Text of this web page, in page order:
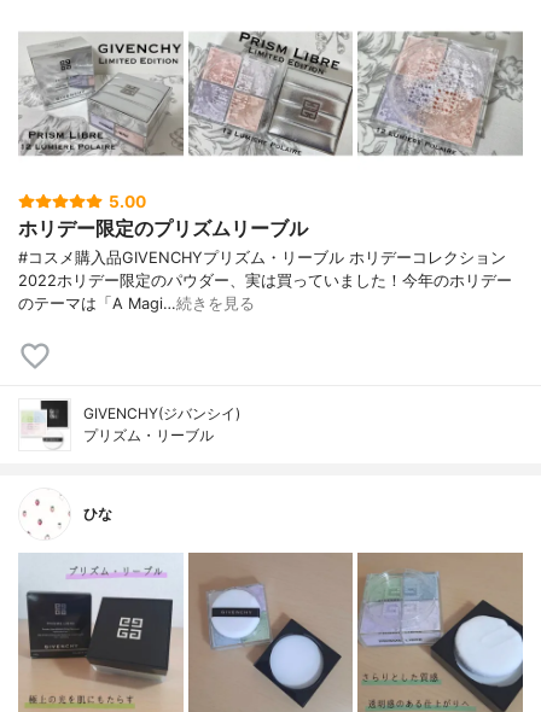
5.00
ホリデー限定のプリズムリーブル
#コスメ購入品GIVENCHYプリズム・リーブル ホリデーコレクション
2022ホリデー限定のパウダー、実は買っていました！今年のホリデー
のテーマは「A Magi…続きを見る
GIVENCHY(ジバンシイ)
プリズム・リーブル
ひな